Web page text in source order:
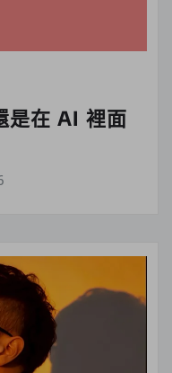
是在 AI 裡面